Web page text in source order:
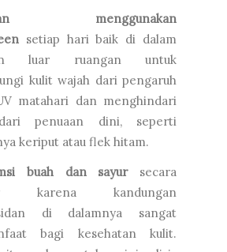
menggunakan
setiap hari baik di dalam
luar ruangan untuk
kulit wajah dari pengaruh
matahari dan menghindari
penuaan dini, seperti
keriput atau flek hitam.
buah dan sayursecara
karena kandungan
di dalamnya sangat
bagi kesehatan kulit.